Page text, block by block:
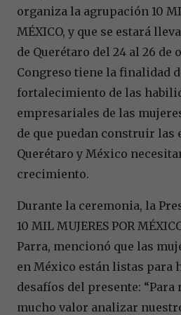
organiza la agrupación 10
MÉXICO, y que se estará
de Querétaro del 24 al 26 de
Congreso tiene la finalidad
fortalecimiento de las
empresariales de las
de que puedan construir las
Querétaro y México
crecimiento.
Durante la ceremonia, la
10 MIL MUJERES POR
Parra, mencionó que las
en México están listas para
desafíos del presente: “Para
mucho valor analizar